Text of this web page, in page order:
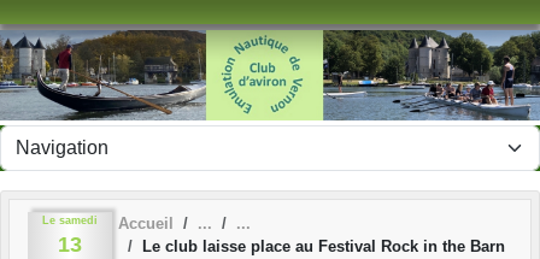
Le samedi
13
Accueil
Le club laisse place au Festival Rock in the Barn